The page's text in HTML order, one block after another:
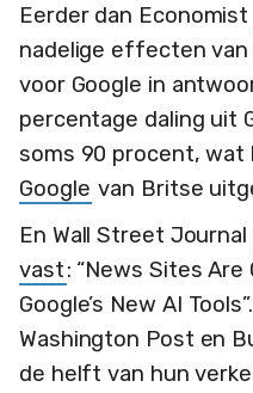
Eerder dan Economist
nadelige effecten van
voor Google in
percentage daling uit
soms 90 procent,
Google van Britse
En Wall Street Journal
vast: “News Sites
Google’s New AI
Washington Post en
de helft van hun